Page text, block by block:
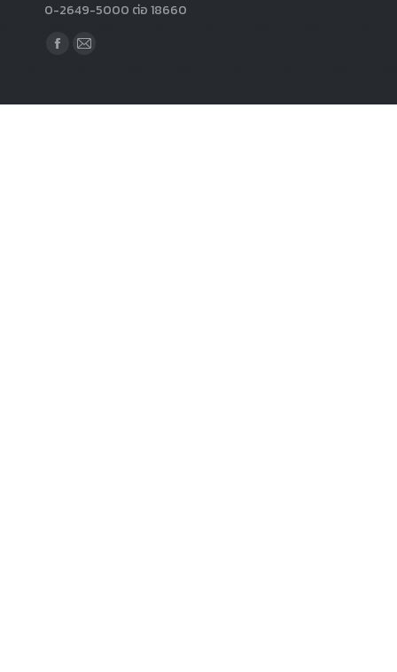
0-2649-5000 ต่อ 18660
Find us on:
Facebook
Mail